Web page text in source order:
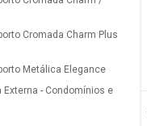
Cromada Charm Plus
Metálica Elegance
Externa - Condomínios e